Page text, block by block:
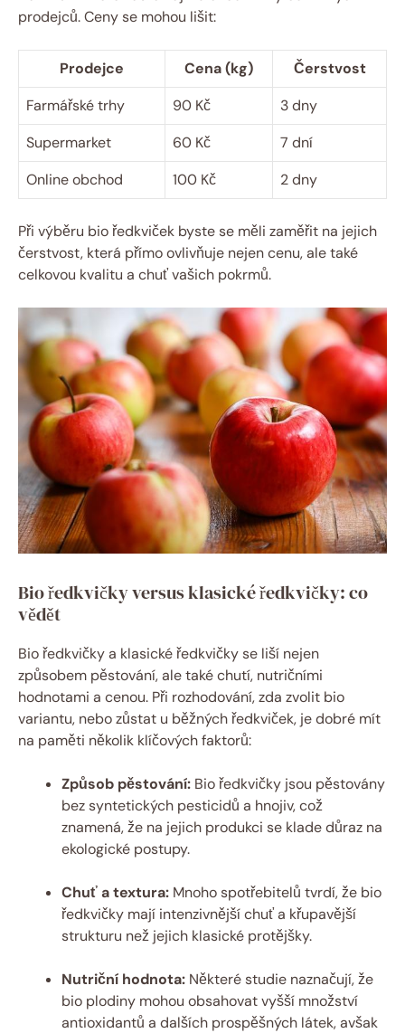
prodejců. Ceny se mohou lišit:
Prodejce Cena (kg)
Čerstvost
Farmářské trhy
90 Kč
3 dny
Supermarket
60 Kč
7 dní
Online obchod
100 Kč 2 dny
Při výběru bio ředkviček byste se měli zaměřit na jejich
čerstvost, která přímo ovlivňuje nejen cenu, ale také
celkovou kvalitu a chuť vašich pokrmů.
Bio ředkvičky versus klasické ředkvičky: co
vědět
Bio ředkvičky a klasické ředkvičky se liší nejen
způsobem pěstování, ale také chutí, nutričními
hodnotami a cenou. Při rozhodování, zda zvolit bio
variantu, nebo zůstat u běžných ředkviček, je dobré mít
na paměti několik klíčových faktorů:
Způsob pěstování: Bio ředkvičky jsou pěstovány
bez syntetických pesticidů a hnojiv, což
znamená, že na jejich produkci se klade důraz na
ekologické postupy.
Chuť a textura: Mnoho spotřebitelů tvrdí, že bio
ředkvičky mají intenzivnější chuť a křupavější
strukturu než jejich klasické protějšky.
Nutriční hodnota: Některé studie naznačují, že
bio plodiny mohou obsahovat vyšší množství
antioxidantů a dalších prospěšných látek, avšak